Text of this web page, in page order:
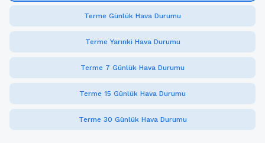
Terme Günlük Hava Durumu
Terme Yarınki Hava Durumu
Terme 7 Günlük Hava Durumu
Terme 15 Günlük Hava Durumu
Terme 30 Günlük Hava Durumu